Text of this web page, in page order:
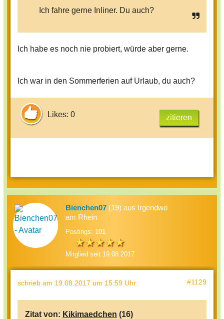
Ich fahre gerne Inliner. Du auch?
Ich habe es noch nie probiert, würde aber gerne.
Ich war in den Sommerferien auf Urlaub, du auch?
Likes: 0 zitieren
Bienchen07 (19) aus Irgendwo
am Rhein
Postings: 101
Mitglied seit 19.08.2017
schrieb am 19.08.2017 um 15:59 Uhr: #1129
Zitat von: Kikimaedchen (16)